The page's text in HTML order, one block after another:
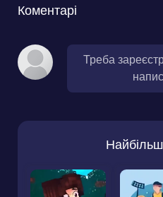
Коментарі
Треба